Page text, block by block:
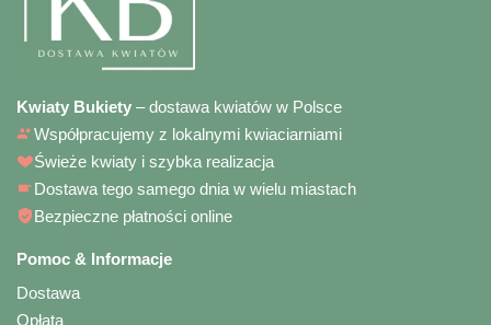
Kwiaty Bukiety – dostawa kwiatów w Polsce
Współpracujemy z lokalnymi kwiaciarniami
Świeże kwiaty i szybka realizacja
Dostawa tego samego dnia w wielu miastach
Bezpieczne płatności online
Pomoc & Informacje
Dostawa
Opłata